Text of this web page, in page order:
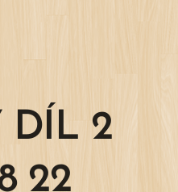
DÍL 2
22